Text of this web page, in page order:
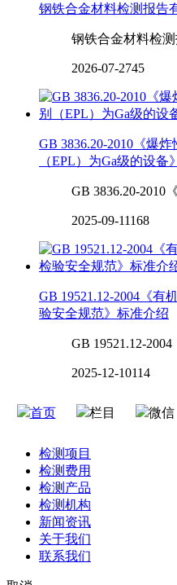
钢铁合金材料检测报告
钢铁合金材料检测
2026-07-2745
GB 3836.20-2010《爆
（EPL）为Ga级的设备
GB 3836.20-2010
2025-09-11168
GB 19521.12-2004《有
验安全规范》标准介绍
GB 19521.12-2004
2025-12-10114
首页 栏目 微信
检测项目
检测费用
检测产品
检测机构
新闻资讯
关于我们
联系我们